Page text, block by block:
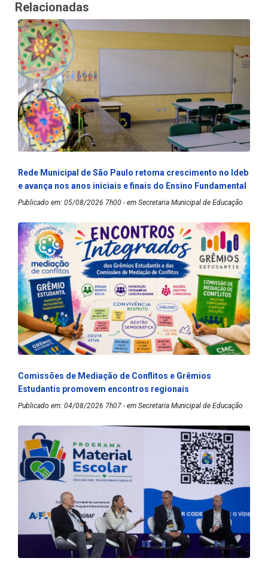
Relacionadas
Rede Municipal de São Paulo retoma crescimento no Ideb
e avança nos anos iniciais e finais do Ensino Fundamental
Publicado em: 05/08/2026 7h00 - em Secretaria Municipal de Educação
Comissões de Mediação de Conflitos e Grêmios
Estudantis promovem encontros regionais
Publicado em: 04/08/2026 7h07 - em Secretaria Municipal de Educação